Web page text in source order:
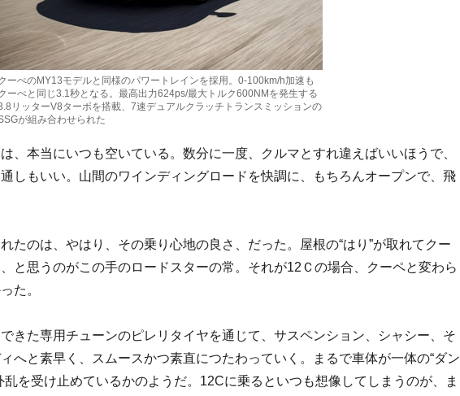
ーぺのMY13モデルと同様のパワートレインを採用。0-100km/h加速も
ーぺと同じ3.1秒となる。最高出力624ps/最大トルク600NMを発生する
リッターV8ターボを搭載、7速デュアルクラッチトランスミッションの
が組み合わせられた
、本当にいつも空いている。数分に一度、クルマとすれ違えばいいほうで、
しもいい。山間のワインディングロードを快調に、もちろんオープンで、飛
たのは、やはり、その乗り心地の良さ、だった。屋根の“はり”が取れてクー
と思うのがこの手のロードスターの常。それが12Ｃの場合、クーペと変わら
た。
きた専用チューンのピレリタイヤを通じて、サスペンション、シャシー、そ
へと素早く、スムースかつ素直につたわっていく。まるで車体が一体の“ダン
乱を受け止めているかのようだ。12Cに乗るといつも想像してしまうのが、ま